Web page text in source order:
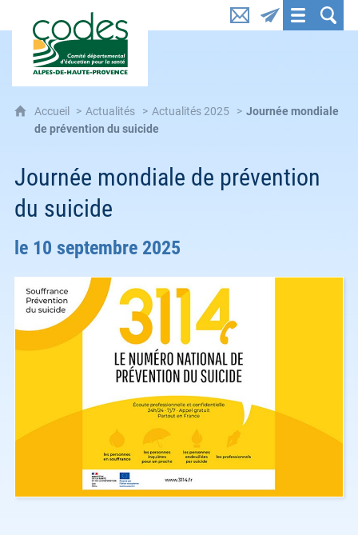
CoDES 04 : Comité départemental d'éducation
Accueil Actualités Actualités 2025
Journée mondiale
de prévention du suicide
Journée mondiale de prévention
du suicide
le 10 septembre 2025